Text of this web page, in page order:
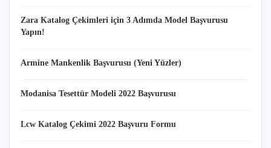
Zara Katalog Çekimleri için 3 Adımda Model Başvurusu
Yapın!
Armine Mankenlik Başvurusu (Yeni Yüzler)
Modanisa Tesettür Modeli 2022 Başvurusu
Lcw Katalog Çekimi 2022 Başvuru Formu